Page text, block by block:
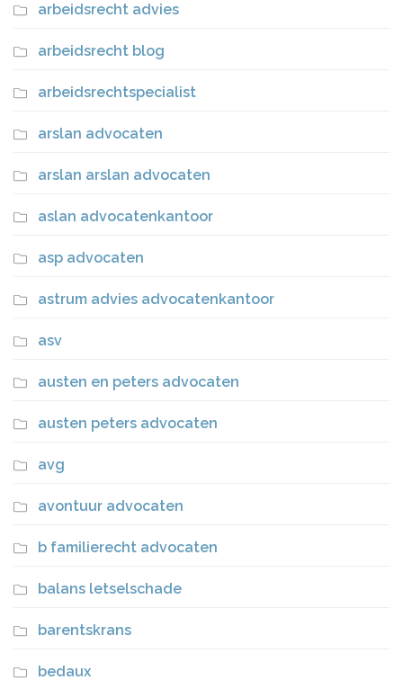
arbeidsrecht advies
arbeidsrecht blog
arbeidsrechtspecialist
arslan advocaten
arslan arslan advocaten
aslan advocatenkantoor
asp advocaten
astrum advies advocatenkantoor
asv
austen en peters advocaten
austen peters advocaten
avg
avontuur advocaten
b familierecht advocaten
balans letselschade
barentskrans
bedaux